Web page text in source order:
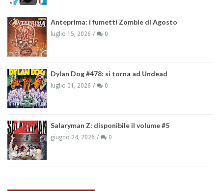
Anteprima: i fumetti Zombie di Agosto
luglio 15, 2026 0
Dylan Dog #478: si torna ad Undead
luglio 01, 2026 0
Salaryman Z: disponibile il volume #5
giugno 24, 2026 0